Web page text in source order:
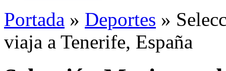
Portada » Deportes »
viaja a Tenerife, España